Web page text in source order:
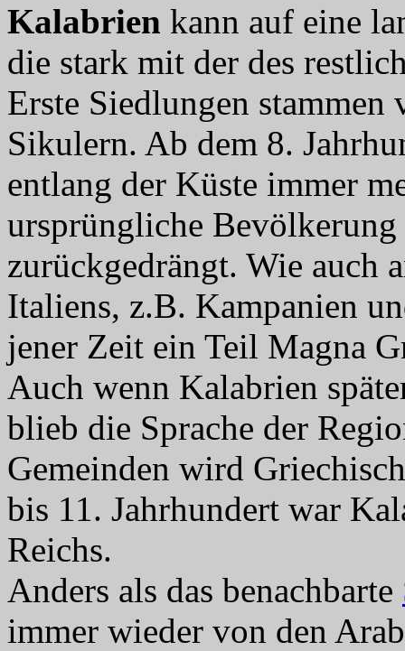
Kalabrien kann auf eine
die stark mit der des
Erste Siedlungen
Sikulern. Ab dem 8.
entlang der Küste immer
ursprüngliche
zurückgedrängt. Wie auch
Italiens, z.B. Kampanien
jener Zeit ein Teil Magna
Auch wenn Kalabrien
blieb die Sprache der
Gemeinden wird
bis 11. Jahrhundert war
Reichs.
Anders als das benachbarte
immer wieder von den